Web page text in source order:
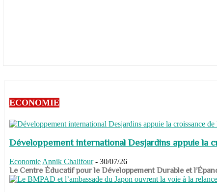
ECONOMIE
Développement international Desjardins appuie la
Economie Annik Chalifour - 30/07/26
​​​​​​​Le Centre Éducatif pour le Développement Durable et